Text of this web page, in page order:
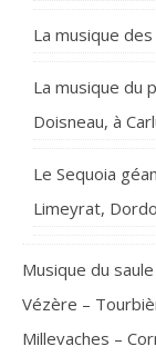
La musique
La musique du
Doisneau, à
Le Sequoia
Limeyrat,
Musique du
Vézère –
Millevaches –